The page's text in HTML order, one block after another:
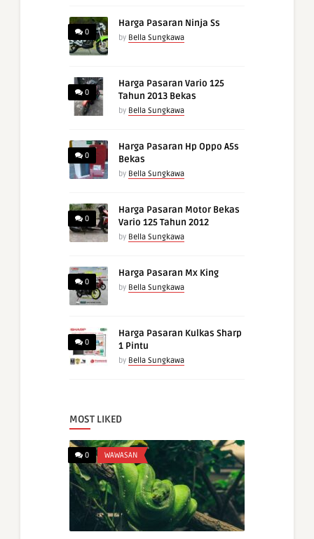
0
Harga Pasaran Ninja Ss
by Bella Sungkawa
0
Harga Pasaran Vario 125
Tahun 2013 Bekas
by Bella Sungkawa
0
Harga Pasaran Hp Oppo A5s
Bekas
by Bella Sungkawa
0
Harga Pasaran Motor Bekas
Vario 125 Tahun 2012
by Bella Sungkawa
0
Harga Pasaran Mx King
by Bella Sungkawa
0
Harga Pasaran Kulkas Sharp
1 Pintu
by Bella Sungkawa
MOST LIKED
0 WAWASAN